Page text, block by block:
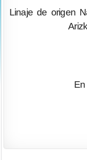
Linaje de origen